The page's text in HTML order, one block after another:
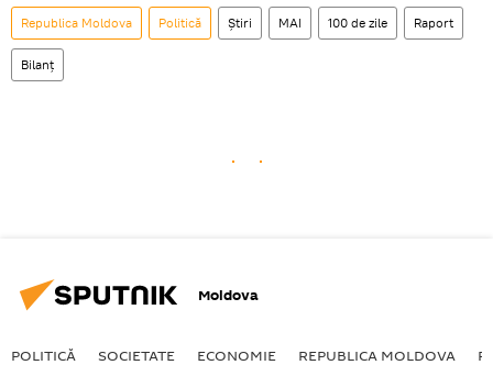
Republica Moldova Politică Știri MAI 100 de zile Raport
Bilanț
Moldova
POLITICĂ SOCIETATE ECONOMIE REPUBLICA MOLDOVA